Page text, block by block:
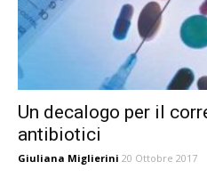
Un decalogo per il
antibiotici
Giuliana Miglierini 20 Ottobre 2017